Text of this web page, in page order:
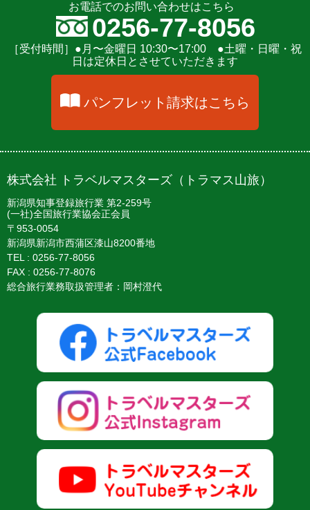
お電話でのお問い合わせはこちら
TEL：
0256-77-8056
［受付時間］●月〜金曜日 10:30〜17:00 ●土曜・日曜・祝
日は定休日とさせていただきます
パンフレット請求はこちら
株式会社 トラベルマスターズ（トラマス山旅）
新潟県知事登録旅行業 第2-259号
(一社)全国旅行業協会正会員
〒953-0054
新潟県新潟市西蒲区漆山8200番地
TEL : 0256-77-8056
FAX : 0256-77-8076
総合旅行業務取扱管理者：岡村澄代